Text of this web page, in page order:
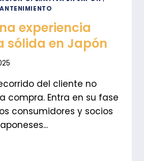
experiencia
sólida en Japón
del cliente no
compra. Entra en su fase
consumidores y socios